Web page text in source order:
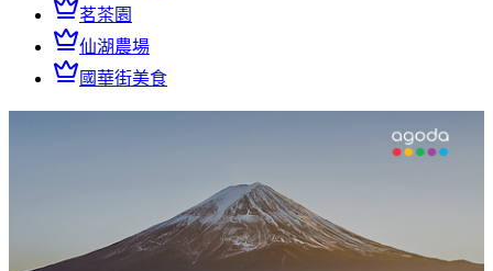
茗茶園
仙湖農場
國華街美食